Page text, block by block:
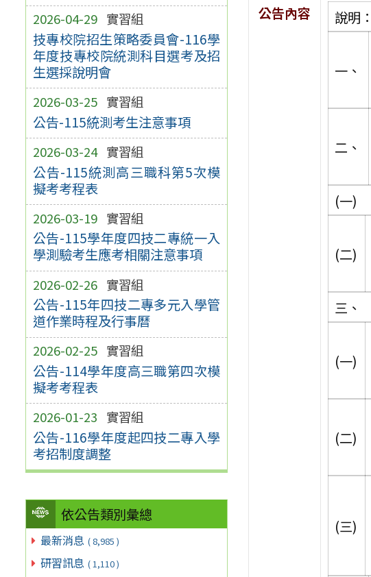
2026-04-29 實習組
技專校院招生策略委員會-116學
年度技專校院統測科目選考及招
生選採說明會
2026-03-25 實習組
公告-115統測考生注意事項
2026-03-24 實習組
公告-115統測高三職科第5次模
擬考考程表
2026-03-19 實習組
公告-115學年度四技二專統一入
學測驗考生應考相關注意事項
2026-02-26 實習組
公告-115年四技二專多元入學管
道作業時程及行事曆
2026-02-25 實習組
公告-114學年度高三職第四次模
擬考考程表
2026-01-23 實習組
公告-116學年度起四技二專入學
考招制度調整
依公告類別彙總
最新消息 ( 8,985 )
研習訊息 ( 1,110 )
公告內容
說明：
一、
二、
(一)
(二)
三、
(一)
(二)
(三)